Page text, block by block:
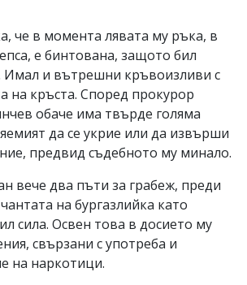
че в момента лявата му ръка, в
е бинтована, защото бил
Имал и вътрешни кръвоизливи с
на кръста. Според прокурор
обаче има твърде голяма
да се укрие или да извърши
предвид съдебното му минало.
вече два пъти за грабеж, преди
на бургазлийка като
сила. Освен това в досието му
свързани с употреба и
на наркотици.